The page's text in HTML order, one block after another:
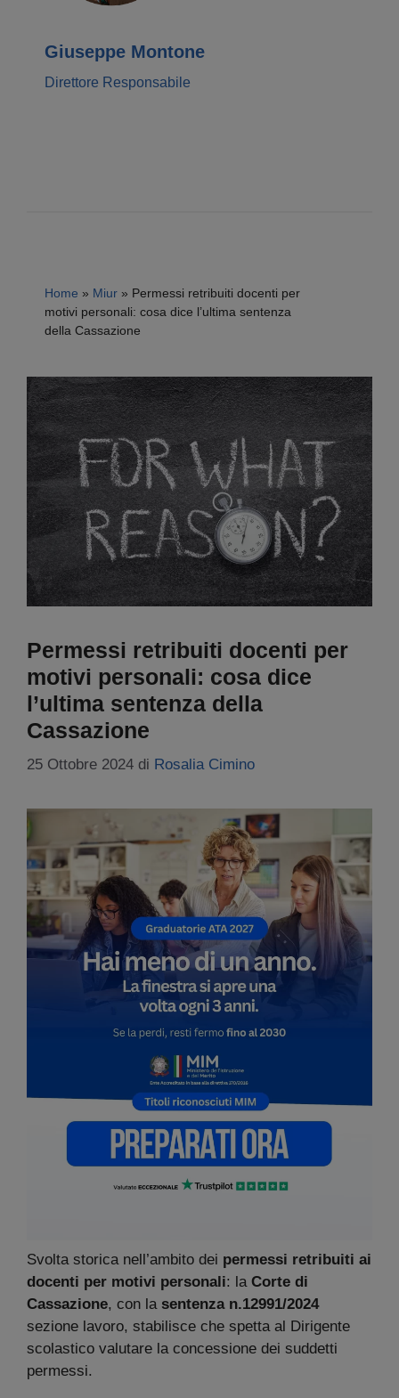
Giuseppe Montone
Direttore Responsabile
Home » Miur » Permessi retribuiti docenti per
motivi personali: cosa dice l’ultima sentenza
della Cassazione
Permessi retribuiti docenti per
motivi personali: cosa dice
l’ultima sentenza della
Cassazione
25 Ottobre 2024 di Rosalia Cimino
Svolta storica nell’ambito dei permessi retribuiti ai
docenti per motivi personali: la Corte di
Cassazione, con la sentenza n.12991/2024
sezione lavoro, stabilisce che spetta al Dirigente
scolastico valutare la concessione dei suddetti
permessi.